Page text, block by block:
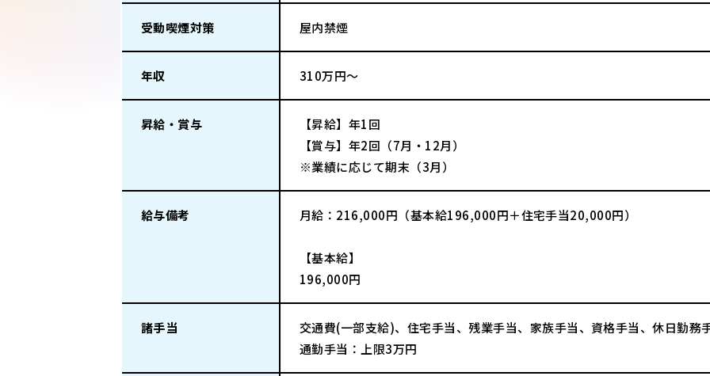
受動喫煙対策 屋内禁煙
年収 310万円～
昇給・賞与
【昇給】年1回
【賞与】年2回（7月・12月）
※業績に応じて期末（3月）
給与備考 月給：216,000円（基本給196,000円＋住宅手当20,000円）
【基本給】
196,000円
諸手当
交通費(一部支給)、住宅手当、残業手当、家族手当、資格手当、休日勤務
通勤手当：上限3万円